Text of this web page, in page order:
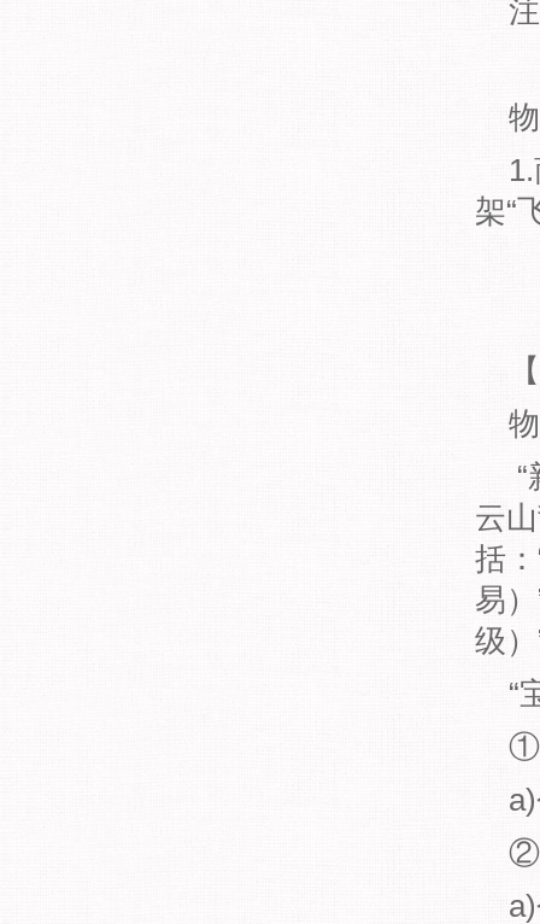
注
物
1.
架“
【
物
“
云
括
易
级
“
①
a)
②
a)